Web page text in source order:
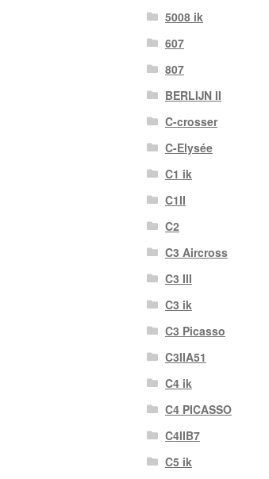
5008 ik
607
807
BERLIJN II
C-crosser
C-Elysée
C1 ik
C1II
C2
C3 Aircross
C3 III
C3 ik
C3 Picasso
C3IIA51
C4 ik
C4 PICASSO
C4IIB7
C5 ik